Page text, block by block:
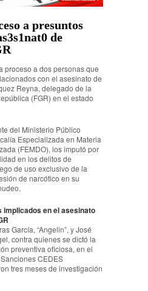
a presuntos
de
proceso a dos personas que
con el asesinato de
Reyna, delegado de la
(FGR) en el estado
del Ministerio Público
Especializada en Materia
(FEMDO), los imputó por
en los delitos de
de uso exclusivo de la
de narcótico en su
implicados en el asesinato
García, “Angelin”, y José
contra quienes se dictó la
preventiva oficiosa, en el
CEDES
tres meses de investigación